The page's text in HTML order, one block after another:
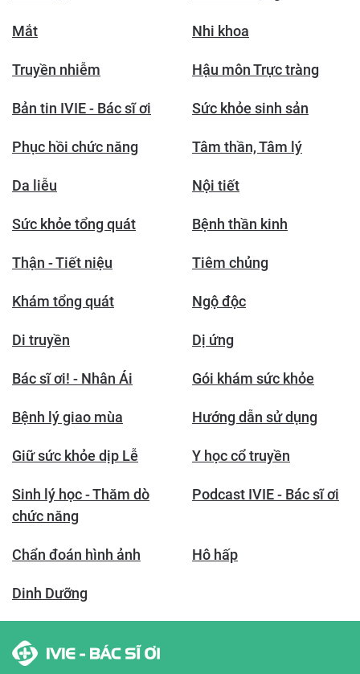
Mắt Nhi khoa
Truyền nhiễm Hậu môn Trực tràng
Bản tin IVIE - Bác sĩ ơi Sức khỏe sinh sản
Phục hồi chức năng Tâm thần, Tâm lý
Da liễu Nội tiết
Sức khỏe tổng quát Bệnh thần kinh
Thận - Tiết niệu Tiêm chủng
Khám tổng quát Ngộ độc
Di truyền Dị ứng
Bác sĩ ơi! - Nhân Ái Gói khám sức khỏe
Bệnh lý giao mùa Hướng dẫn sử dụng
Giữ sức khỏe dịp Lễ Y học cổ truyền
Sinh lý học - Thăm dò
chức năng
Podcast IVIE - Bác sĩ ơi
Chẩn đoán hình ảnh Hô hấp
Dinh Dưỡng